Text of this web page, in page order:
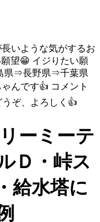
いような気がするお
望😁 イジりたい願
県⇒長野県⇒千葉県
んです👍 コメント
ぞ、よろしく👍
ーミーテ
Ｄ・峠ス
給水塔に